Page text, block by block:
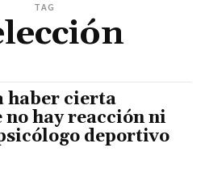
TAG
haber cierta
hay reacción ni
deportivo